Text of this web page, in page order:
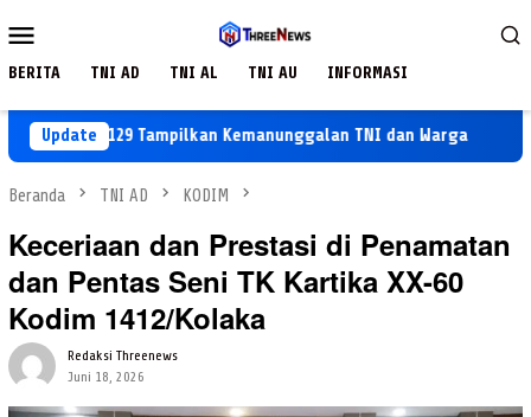
ke
Mobile
BERITA TNI AD TNI AL TNI AU INFORMASI
Update
129 Tampilkan Kemanunggalan TNI dan Warga
Beranda TNI AD KODIM
Keceriaan dan Prestasi di Penamatan
dan Pentas Seni TK Kartika XX-60
Kodim 1412/Kolaka
Redaksi Threenews
Juni 18, 2026